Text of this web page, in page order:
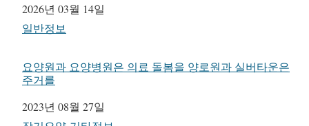
일자
2026년 03월 14일
관련 항목
일반정보
요양원과 요양병원은 의료 돌봄을 양로원과 실버타운은
주거를
일자
2023년 08월 27일